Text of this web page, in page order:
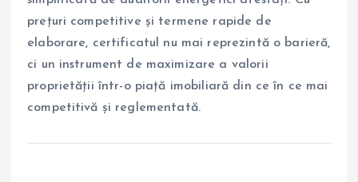
prețuri competitive și termene rapide de
elaborare, certificatul nu mai reprezintă o barieră,
ci un instrument de maximizare a valorii
proprietății într-o piață imobiliară din ce în ce mai
competitivă și reglementată.